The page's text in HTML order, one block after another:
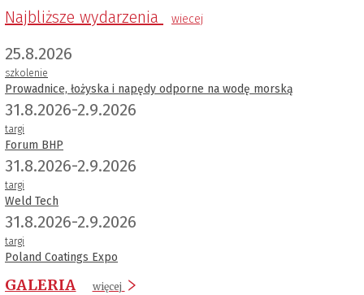
Najbliższe wydarzenia wiecej
25.8.2026
szkolenie
Prowadnice, łożyska i napędy odporne na wodę morską
31.8.2026-2.9.2026
targi
Forum BHP
31.8.2026-2.9.2026
targi
Weld Tech
31.8.2026-2.9.2026
targi
Poland Coatings Expo
GALERIA więcej